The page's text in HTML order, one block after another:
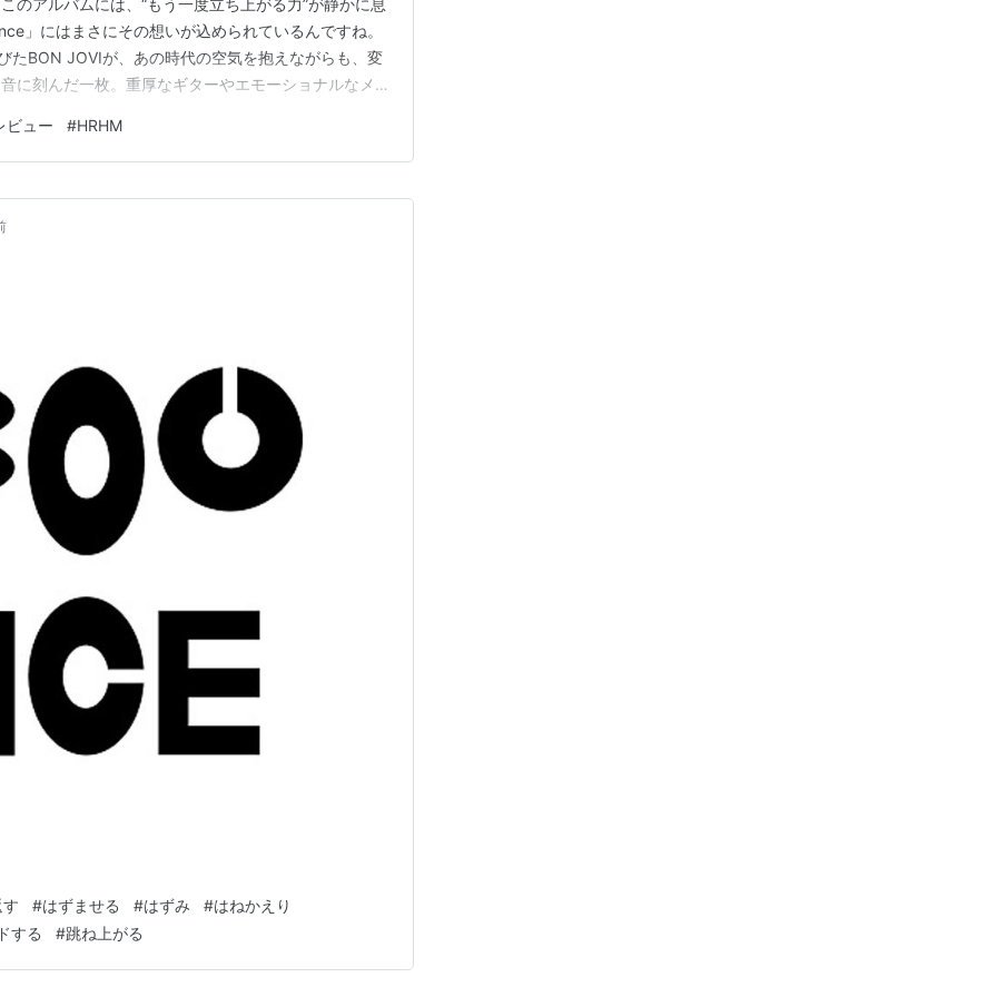
のアルバムには、“もう一度立ち上がる力”が静かに息
」にはまさにその想いが込められているんですね。
たBON JOVIが、あの時代の空気を抱えながらも、変
に刻んだ一枚。重厚なギターやエモーショナルなメロ
Undivided」の団結、「Everyday」の前進、
ビュー #HRHM
#はずませる #はずみ #はねかえり
する
#跳ね上がる